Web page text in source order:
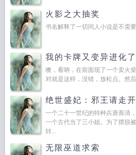
火影之大抽奖
书名解释了一切同人小说是不需
我的卡牌又变异进化了
噢，看呐，在前面现了一个卖火
对就是这样，没错，放松点。然
绝世盛妃：邪王请走开
一个二十一世纪的特种兵唐善清
一个古代当了三小姐。为了摆脱
转...
无限巫道求索